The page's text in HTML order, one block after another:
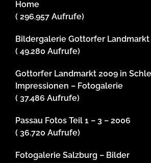
Home
( 296.957 Aufrufe)
Bildergalerie Gottorfer Landmarkt
( 49.280 Aufrufe)
Gottorfer Landmarkt 2009 in
Impressionen – Fotogalerie
( 37.486 Aufrufe)
Passau Fotos Teil 1 – 3 – 2006
( 36.720 Aufrufe)
Fotogalerie Salzburg – Bilder